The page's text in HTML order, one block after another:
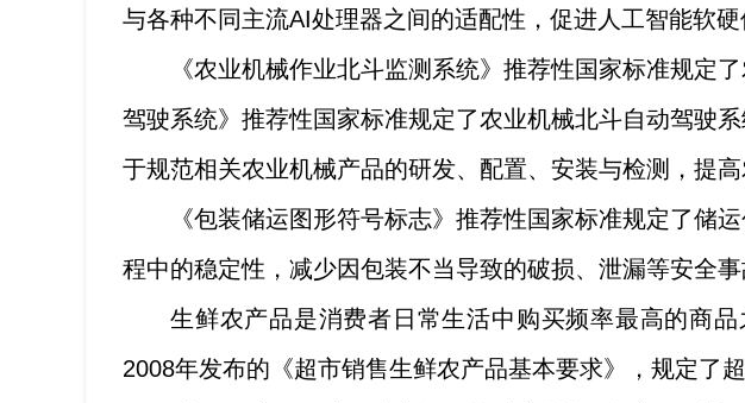
与各种不同主流AI处理器之间的适配性，促进人工智能软硬
《农业机械作业北斗监测系统》推荐性国家标准规定
驾驶系统》推荐性国家标准规定了农业机械北斗自动驾驶
于规范相关农业机械产品的研发、配置、安装与检测，提
《包装储运图形符号标志》推荐性国家标准规定了储
程中的稳定性，减少因包装不当导致的破损、泄漏等安全
生鲜农产品是消费者日常生活中购买频率最高的商
2008年发布的《超市销售生鲜农产品基本要求》，规定了